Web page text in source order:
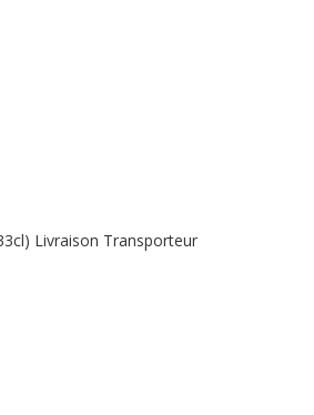
Livraison Transporteur